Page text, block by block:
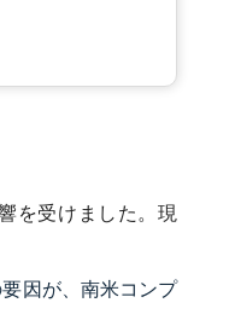
を受けました。現
因が、南米コンプ